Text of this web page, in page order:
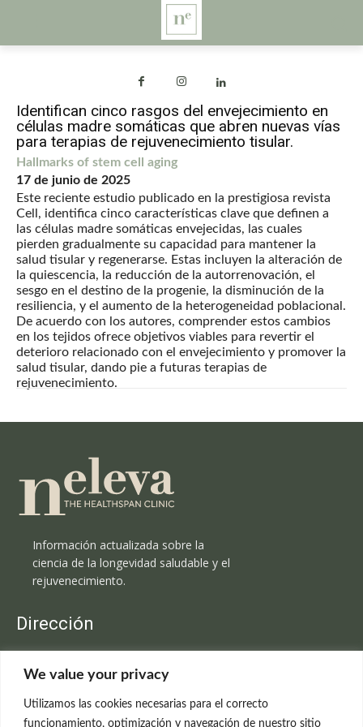
We value your privacy
Utilizamos las cookies necesarias para el correcto
funcionamiento, optimización y navegación de nuestro sitio
Identifican cinco rasgos del envejecimiento en
células madre somáticas que abren nuevas vías
para terapias de rejuvenecimiento tisular.
Hallmarks of stem cell aging
17 de junio de 2025
Este reciente estudio publicado en la prestigiosa revista
Cell, identifica cinco características clave que definen a
las células madre somáticas envejecidas, las cuales
pierden gradualmente su capacidad para mantener la
salud tisular y regenerarse. Estas incluyen la alteración de
la quiescencia, la reducción de la autorrenovación, el
sesgo en el destino de la progenie, la disminución de la
resiliencia, y el aumento de la heterogeneidad poblacional.
De acuerdo con los autores, comprender estos cambios
en los tejidos ofrece objetivos viables para revertir el
deterioro relacionado con el envejecimiento y promover la
salud tisular, dando pie a futuras terapias de
rejuvenecimiento.
Información actualizada sobre la
ciencia de la longevidad saludable y el
rejuvenecimiento.
Dirección
C/Claudio Coello, 19 - 1º
699 595 619